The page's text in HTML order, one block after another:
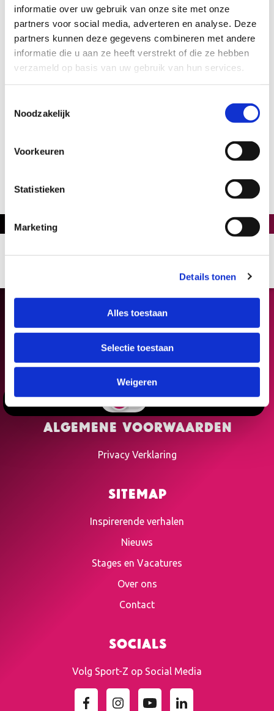
informatie over uw gebruik van onze site met onze
partners voor social media, adverteren en analyse. Deze
partners kunnen deze gegevens combineren met andere
informatie die u aan ze heeft verstrekt of die ze hebben
verzameld op basis van uw gebruik van hun services.
Noodzakelijk
Voorkeuren
Statistieken
Marketing
Details tonen
Alles toestaan
Selectie toestaan
Weigeren
Algemene voorwaarden
Privacy Verklaring
Sitemap
Inspirerende verhalen
Nieuws
Stages en Vacatures
Over ons
Contact
Socials
Volg Sport-Z op Social Media